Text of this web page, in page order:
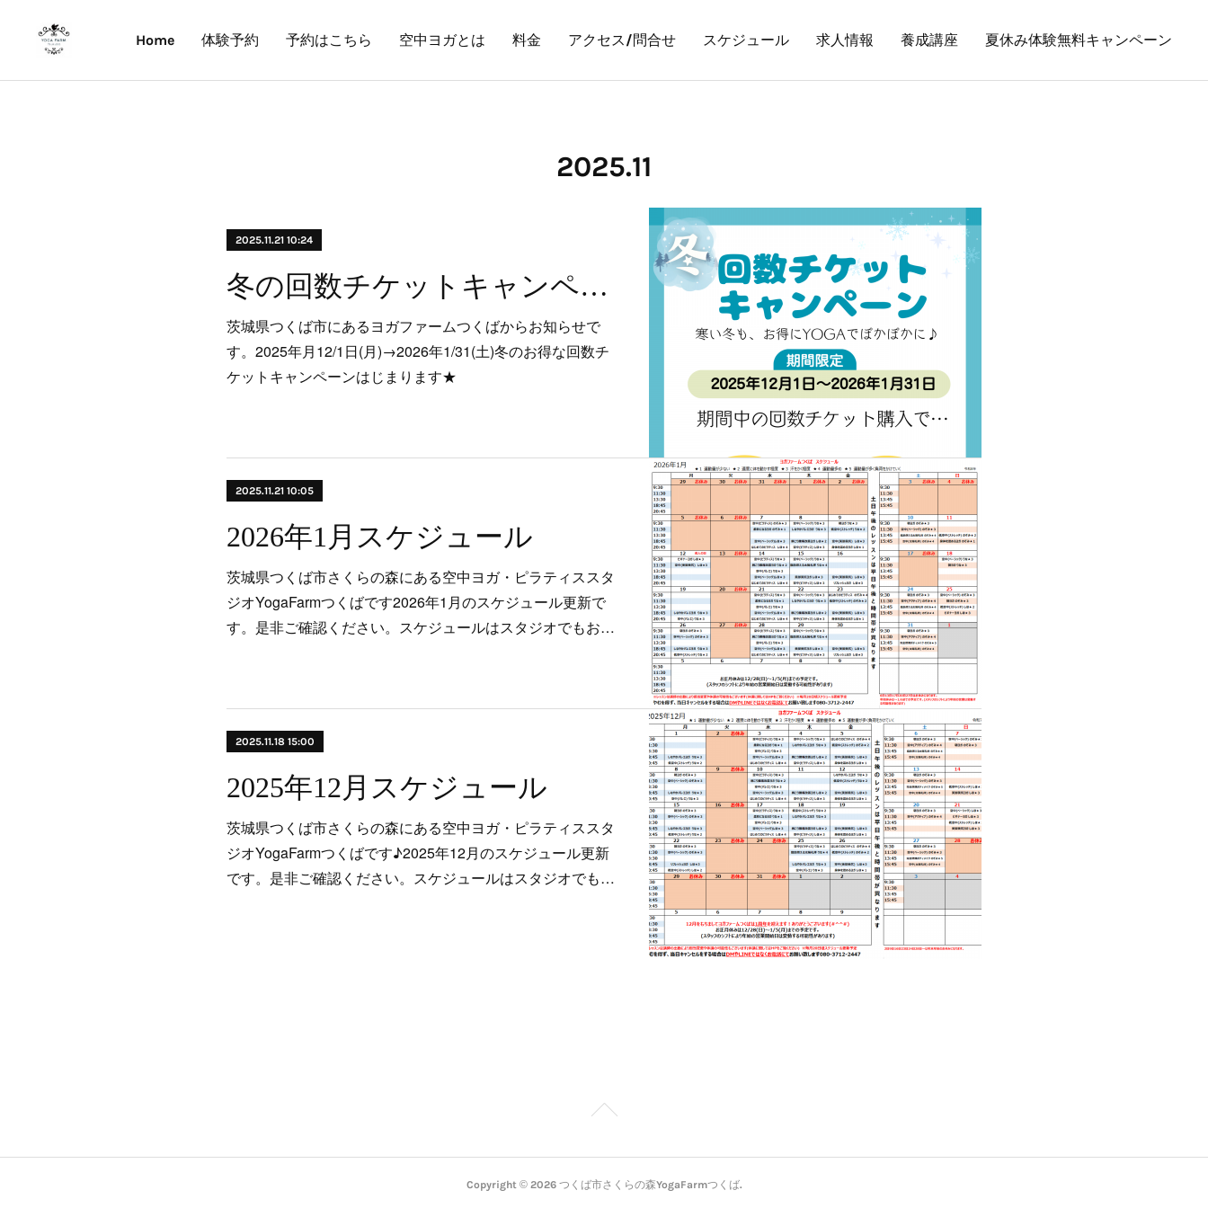
Home 体験予約 予約はこちら 空中ヨガとは 料金 アクセス/問合せ スケジュール 求人情報 養成講座 夏休み体験無料キャンペーン
2025.11
2025.11.21 10:24
冬の回数チケットキャンペーン(12/1~1/31)
茨城県つくば市にあるヨガファームつくばからお知らせで
す。2025年月12/1日(月)→2026年1/31(土)冬のお得な回数チ
ケットキャンペーンはじまります★
2025.11.21 10:05
2026年1月スケジュール
茨城県つくば市さくらの森にある空中ヨガ・ピラティススタ
ジオYogaFarmつくばです2026年1月のスケジュール更新で
す。是非ご確認ください。スケジュールはスタジオでもお…
2025.11.18 15:00
2025年12月スケジュール
茨城県つくば市さくらの森にある空中ヨガ・ピラティススタ
ジオYogaFarmつくばです♪2025年12月のスケジュール更新
です。是非ご確認ください。スケジュールはスタジオでも…
Copyright © 2026 つくば市さくらの森YogaFarmつくば.